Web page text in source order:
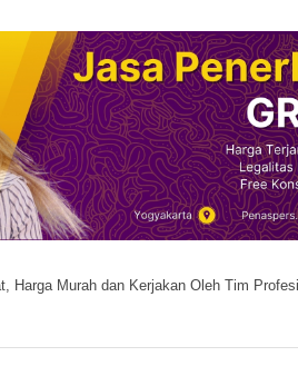
Harga Murah dan Kerjakan Oleh Tim